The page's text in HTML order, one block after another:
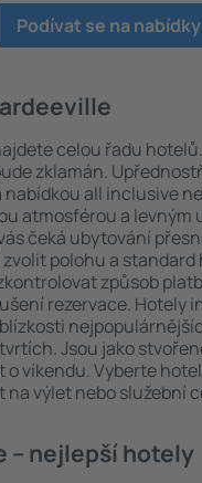
Podívat se na nabídky
celou řadu
zklamán.
nabídkou all inclusive
atmosférou a levným
čeká ubytování
polohu a standard
způsob
rezervace. Hotely
Jsou jako
o víkendu. Vyberte
na výlet nebo služební
– nejlepší hotely